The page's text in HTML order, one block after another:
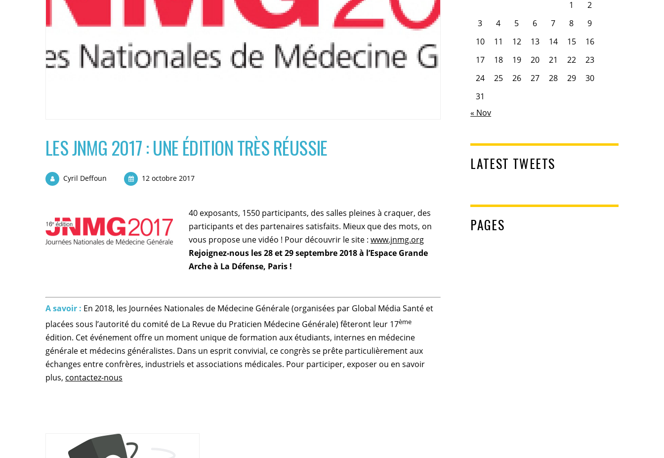
LES JNMG 2017 : UNE ÉDITION TRÈS RÉUSSIE
Cyril Deffoun 12 octobre 2017
40 exposants, 1550 participants, des salles pleines à craquer, des
participants et des partenaires satisfaits. Mieux que des mots, on
vous propose une vidéo ! Pour découvrir le site : www.jnmg.org
Rejoignez-nous les 28 et 29 septembre 2018 à l’Espace Grande
Arche à La Défense, Paris !
A savoir : En 2018, les Journées Nationales de Médecine Générale (organisées par Global Média Santé et
placées sous l’autorité du comité de La Revue du Praticien Médecine Générale) fêteront leur 17ème
édition. Cet événement offre un moment unique de formation aux étudiants, internes en médecine
générale et médecins généralistes. Dans un esprit convivial, ce congrès se prête particulièrement aux
échanges entre confrères, industriels et associations médicales. Pour participer, exposer ou en savoir
plus, contactez-nous
1
2
3
4 5 6 7 8
9
10
11 12 13 14 15
16
17
18 19 20 21 22
23
24
25 26 27 28 29
30
31
« Nov
LATEST TWEETS
PAGES